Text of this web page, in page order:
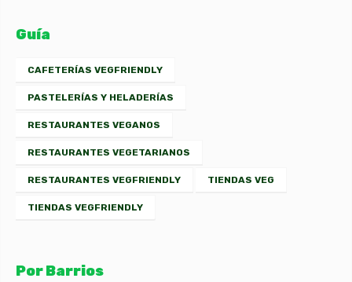
Guía
CAFETERÍAS VEGFRIENDLY
PASTELERÍAS Y HELADERÍAS
RESTAURANTES VEGANOS
RESTAURANTES VEGETARIANOS
RESTAURANTES VEGFRIENDLY TIENDAS VEG
TIENDAS VEGFRIENDLY
Por Barrios